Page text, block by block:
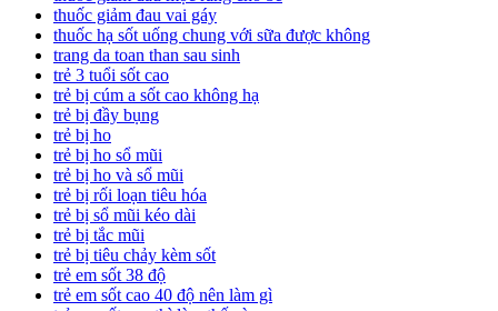
thuốc giảm đau vai gáy
thuốc hạ sốt uống chung với sữa được không
trang da toan than sau sinh
trẻ 3 tuổi sốt cao
trẻ bị cúm a sốt cao không hạ
trẻ bị đầy bụng
trẻ bị ho
trẻ bị ho sổ mũi
trẻ bị ho và sổ mũi
trẻ bị rối loạn tiêu hóa
trẻ bị sổ mũi kéo dài
trẻ bị tắc mũi
trẻ bị tiêu chảy kèm sốt
trẻ em sốt 38 độ
trẻ em sốt cao 40 độ nên làm gì